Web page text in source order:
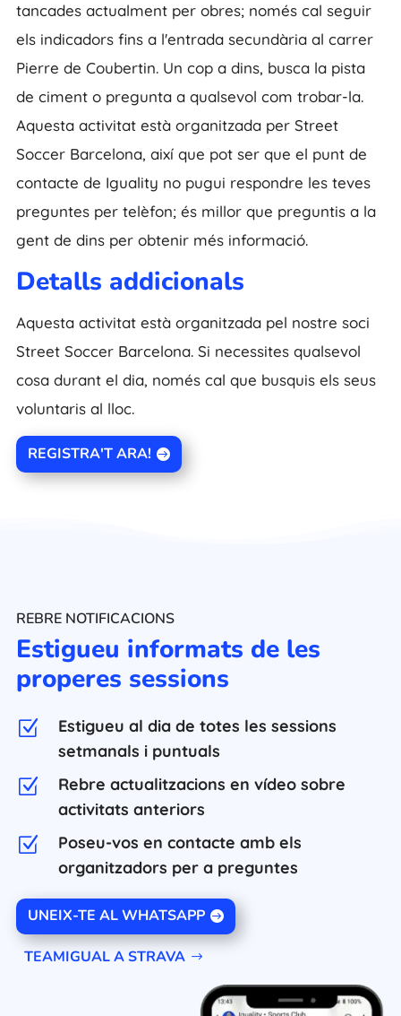
tancades actualment per obres; només cal seguir
els indicadors fins a l'entrada secundària al carrer
Pierre de Coubertin. Un cop a dins, busca la pista
de ciment o pregunta a qualsevol com trobar-la.
Aquesta activitat està organitzada per Street
Soccer Barcelona, així que pot ser que el punt de
contacte de Iguality no pugui respondre les teves
preguntes per telèfon; és millor que preguntis a la
gent de dins per obtenir més informació.
Detalls addicionals
Aquesta activitat està organitzada pel nostre soci
Street Soccer Barcelona. Si necessites qualsevol
cosa durant el dia, només cal que busquis els seus
voluntaris al lloc.
REGISTRA'T ARA!
REBRE NOTIFICACIONS
Estigueu informats de les
properes sessions
Z
Estigueu al dia de totes les sessions
setmanals i puntuals
Z
Rebre actualitzacions en vídeo sobre
activitats anteriors
Z
Poseu-vos en contacte amb els
organitzadors per a preguntes
UNEIX-TE AL WHATSAPP
TEAMIGUAL A STRAVA